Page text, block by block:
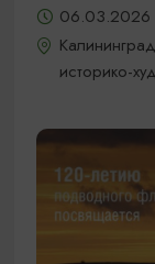
06.03.2026
историко-